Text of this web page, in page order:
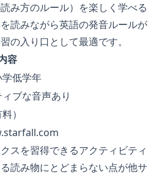
み方のルール）を楽しく学べる
読みながら英語の発音ルールが
の入り口として最適です。
容
低学年
ブな音声あり
）
スを習得できるアクティビティ
読み物にとどまらない点が他サ